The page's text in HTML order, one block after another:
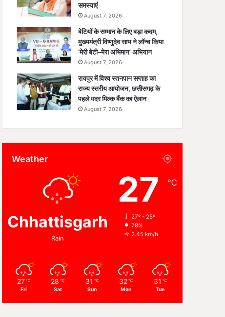
समस्याएं
August 7, 2026
बेटियों के सम्मान के लिए बड़ा कदम,
मुख्यमंत्री विष्णुदेव साय ने लॉन्च किया
‘मेरी बेटी–मेरा अभिमान’ अभियान
August 7, 2026
रायपुर में विश्व स्तनपान सप्ताह का
राज्य स्तरीय आयोजन, छत्तीसगढ़ के
पहले मदर मिल्क बैंक का ऐलान
August 7, 2026
Weather
Chhattisgarh
Rain
27 ℃
27º - 25º
78%
2.45 km/h
27 ℃
Fri
28 ℃
Sat
31 ℃
Sun
32 ℃
Mon
31 ℃
Tue